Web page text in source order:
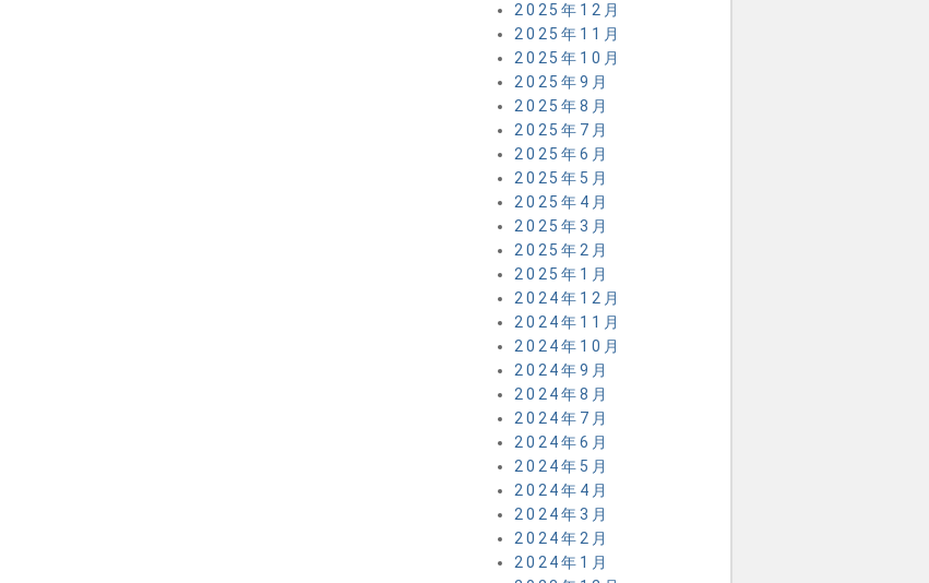
2025年12月
2025年11月
2025年10月
2025年9月
2025年8月
2025年7月
2025年6月
2025年5月
2025年4月
2025年3月
2025年2月
2025年1月
2024年12月
2024年11月
2024年10月
2024年9月
2024年8月
2024年7月
2024年6月
2024年5月
2024年4月
2024年3月
2024年2月
2024年1月